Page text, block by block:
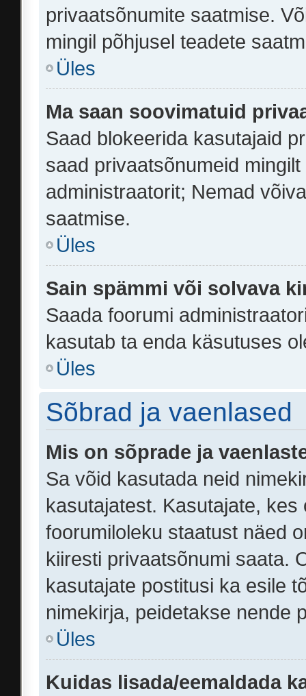
privaatsõnumite saatmise.
mingil põhjusel teadete
Üles
Ma saan soovimatuid
Saad blokeerida kasutajaid
saad privaatsõnumeid
administraatorit; Nemad
saatmise.
Üles
Sain spämmi või solvava
Saada foorumi
kasutab ta enda käsutuses
Üles
Sõbrad ja vaenlased
Mis on sõprade ja
Sa võid kasutada neid
kasutajatest. Kasutajate,
foorumiloleku staatust näed
kiiresti privaatsõnumi saata.
kasutajate postitusi ka esile
nimekirja, peidetakse nende
Üles
Kuidas lisada/eemaldada